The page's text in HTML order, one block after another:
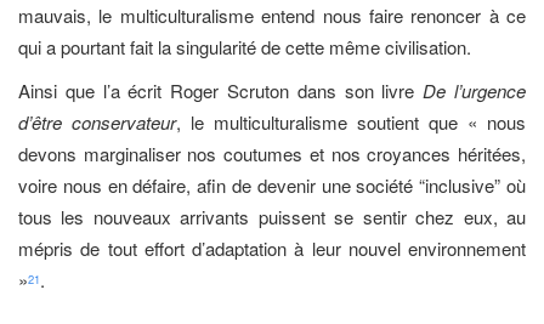
mauvais, le multiculturalisme entend nous faire renoncer à ce
qui a pourtant fait la singularité de cette même civilisation.
Ainsi que l’a écrit Roger Scruton dans son livre De l’urgence
d’être conservateur, le multiculturalisme soutient que « nous
devons marginaliser nos coutumes et nos croyances héritées,
voire nous en défaire, afin de devenir une société “inclusive” où
tous les nouveaux arrivants puissent se sentir chez eux, au
mépris de tout effort d’adaptation à leur nouvel environnement
»21.